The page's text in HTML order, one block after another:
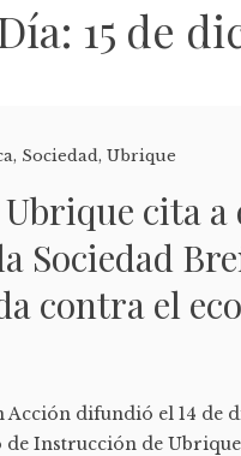
15 de
, Sociedad,Ubrique
cita
Sociedad
contra el
Acción difundió el 14 de
de Instrucción de